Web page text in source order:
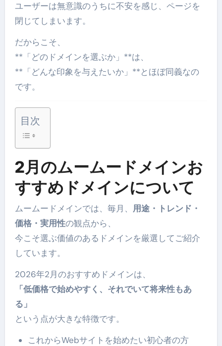
ユーザーは無意識のうちに不安を感じ、ページを
閉じてしまいます。
だからこそ、
**「どのドメインを選ぶか」**は、
**「どんな印象を与えたいか」**とほぼ同義なの
です。
目次
2月のムームードメインお
すすめドメインについて
ムームードメインでは、毎月、 用途・トレンド・
価格・実用性の観点から、
今こそ選ぶ価値のあるドメインを厳選してご紹介
しています。
2026年2月のおすすめドメインは、
「低価格で始めやすく、それでいて将来性もあ
る」
という点が大きな特徴です。
これからWebサイトを始めたい初心者の方